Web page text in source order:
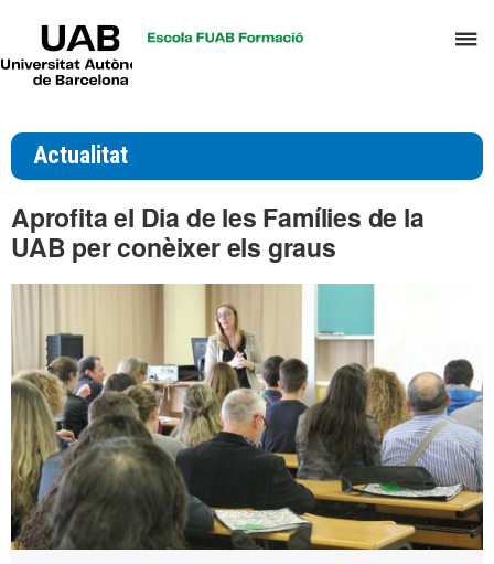
el
Universitat
Actualitat
Aprofita el Dia de les Famílies de la
UAB per conèixer els graus